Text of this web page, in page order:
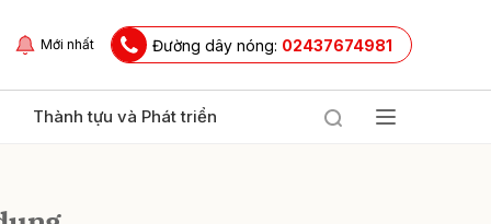
Mới nhất Đường dây nóng: 02437674981
Thành tựu và Phát triển